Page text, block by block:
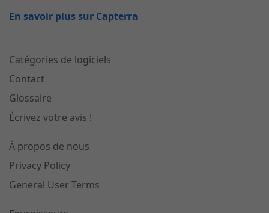
En savoir plus sur Capterra
Catégories de logiciels
Contact
Glossaire
Écrivez votre avis !
À propos de nous
Privacy Policy
General User Terms